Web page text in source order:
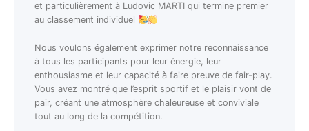
et particulièrement à Ludovic MARTI qui termine premier
au classement individuel
Nous voulons également exprimer notre reconnaissance
à tous les participants pour leur énergie, leur
enthousiasme et leur capacité à faire preuve de fair-play.
Vous avez montré que l’esprit sportif et le plaisir vont de
pair, créant une atmosphère chaleureuse et conviviale
tout au long de la compétition.